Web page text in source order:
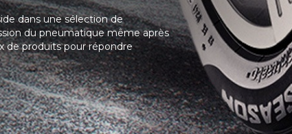
dans une sélection de
du pneumatique même après
de produits pour répondre